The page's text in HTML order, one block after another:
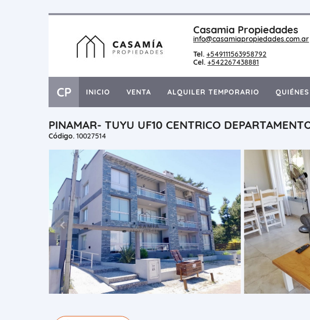
Casamia Propiedades
info@casamiapropiedades.com.ar
Tel. +549111563958792
Cel. +542267438881
CP INICIO VENTA ALQUILER TEMPORARIO
PINAMAR- TUYU UF10 CENTRICO
Código. 10027514